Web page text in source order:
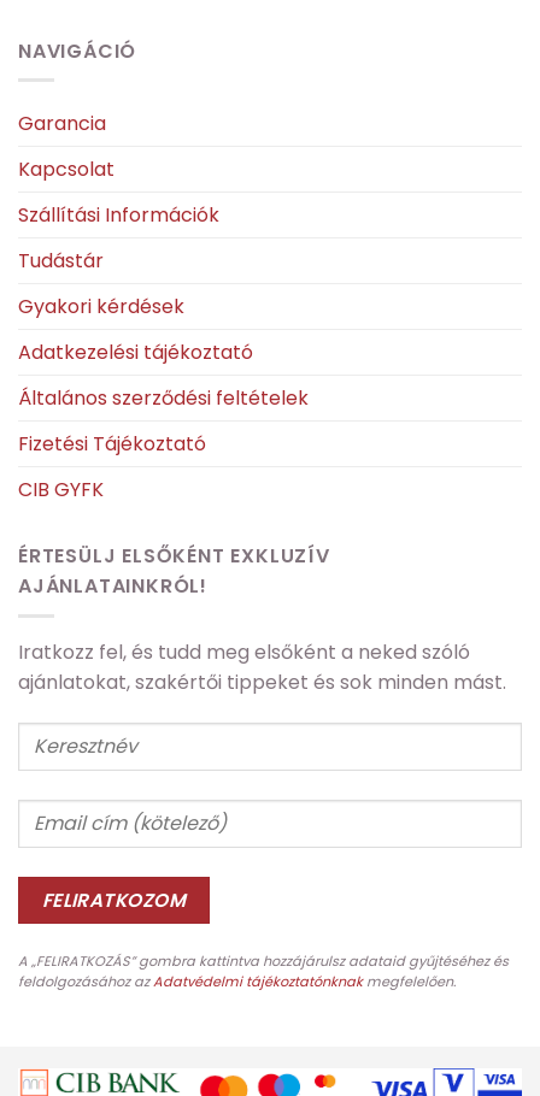
NAVIGÁCIÓ
Garancia
Kapcsolat
Szállítási Információk
Tudástár
Gyakori kérdések
Adatkezelési tájékoztató
Általános szerződési feltételek
Fizetési Tájékoztató
CIB GYFK
ÉRTESÜLJ ELSŐKÉNT EXKLUZÍV
AJÁNLATAINKRÓL!
Iratkozz fel, és tudd meg elsőként a neked szóló
ajánlatokat, szakértői tippeket és sok minden mást.
A „FELIRATKOZÁS” gombra kattintva hozzájárulsz adataid gyűjtéséhez és
feldolgozásához azAdatvédelmi tájékoztatónknakmegfelelően.